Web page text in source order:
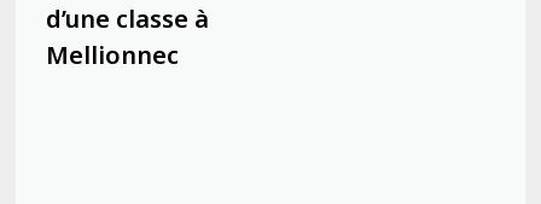
d’une classe à
Mellionnec